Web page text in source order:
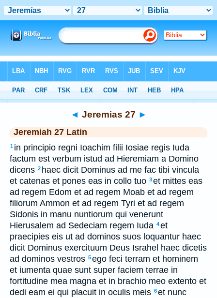
Latin> Jeremias 27
◄ Jeremias 27 ►
Jeremiah 27 Latin
1 in principio regni Ioachim filii Iosiae regis Iuda
factum est verbum istud ad Hieremiam a Domino
dicens 2 haec dicit Dominus ad me fac tibi vincula
et catenas et pones eas in collo tuo 3et mittes eas
ad regem Edom et ad regem Moab et ad regem
filiorum Ammon et ad regem Tyri et ad regem
Sidonis in manu nuntiorum qui venerunt
Hierusalem ad Sedeciam regem Iuda 4et
praecipies eis ut ad dominos suos loquantur haec
dicit Dominus exercituum Deus Israhel haec dicetis
ad dominos vestros 5ego feci terram et hominem
et iumenta quae sunt super faciem terrae in
fortitudine mea magna et in brachio meo extento et
dedi eam ei qui placuit in oculis meis 6et nunc